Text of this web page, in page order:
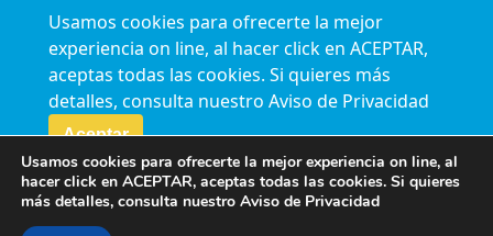
Agenda en línea24/7 aquí
Impact report
Síguenos en nuestras redes
use Privacy Policy
Usamos cookies para ofrecerte la mejor
experiencia on line, al hacer click en ACEPTAR,
aceptas todas las cookies. Si quieres más
detalles, consulta nuestro Aviso de Privacidad
Aceptar
Usamos cookies para ofrecerte la mejor experiencia on line, al
hacer click en ACEPTAR, aceptas todas las cookies. Si quieres
más detalles, consulta nuestro Aviso de Privacidad